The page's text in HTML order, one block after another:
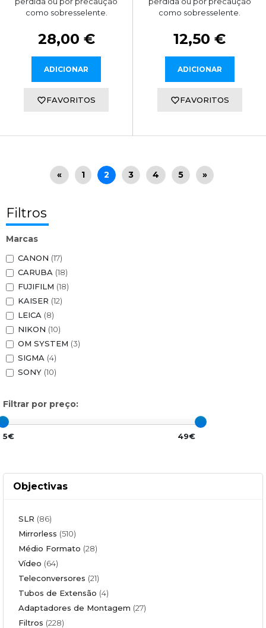
Filtros
Marcas
CANON (17)
CARUBA (18)
FUJIFILM (18)
KAISER (12)
LEICA (8)
NIKON (10)
OM SYSTEM (3)
SIGMA (4)
SONY (10)
Filtrar por preço:
5€ 49€
Objectivas
SLR (86)
Mirrorless (510)
Médio Formato (28)
Vídeo (64)
Teleconversores (21)
Tubos de Extensão (4)
Adaptadores de Montagem (27)
Filtros (228)
como sobresselente.
28,00 €
ADICIONAR
FAVORITOS
como sobresselente.
12,50 €
ADICIONAR
FAVORITOS
« 1 2 3 4 5 »